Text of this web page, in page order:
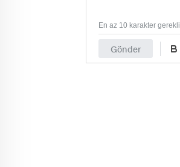
Gönder
En az 10 karakter gerekli